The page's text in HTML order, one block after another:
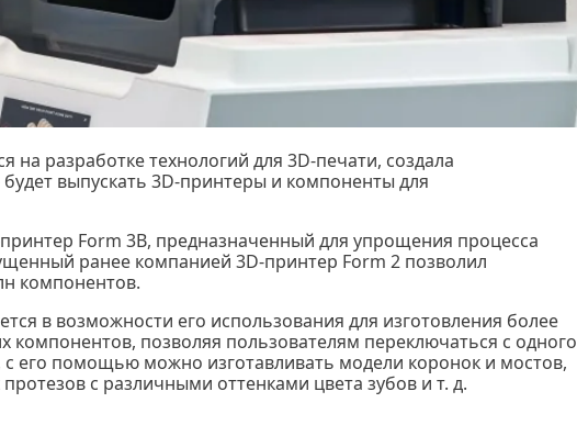
разработке технологий для 3D-печати, создала
выпускать 3D-принтеры и компоненты для
Form 3B, предназначенный для упрощения процесса
ранее компанией 3D-принтер Form 2 позволил
компонентов.
в возможности его использования для изготовления более
компонентов, позволяя пользователям переключаться с одного
с его помощью можно изготавливать модели коронок и мостов,
с различными оттенками цвета зубов и т. д.